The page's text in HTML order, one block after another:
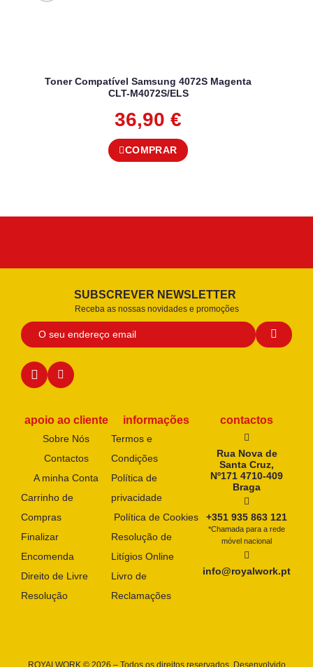
Toner Compatível Samsung 4072S Magenta
CLT-M4072S/ELS
36,90 €
COMPRAR
SUBSCREVER NEWSLETTER
Receba as nossas novidades e promoções
apoio ao cliente
Sobre Nós
Contactos
A minha Conta
Carrinho de
Compras
Finalizar
Encomenda
Direito de Livre
Resolução
informações
Termos e
Condições
Política de
privacidade
Política de Cookies
Resolução de
Litígios Online
Livro de
Reclamações
contactos
Rua Nova de
Santa Cruz,
Nº171 4710-409
Braga
+351 935 863 121
*Chamada para a rede
móvel nacional
info@royalwork.pt
ROYALWORK © 2026 – Todos os direitos reservados. Desenvolvido